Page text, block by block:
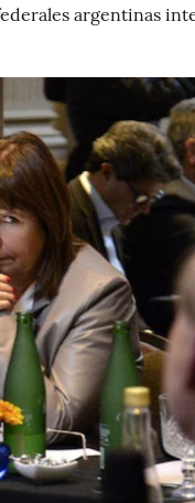
argentinas